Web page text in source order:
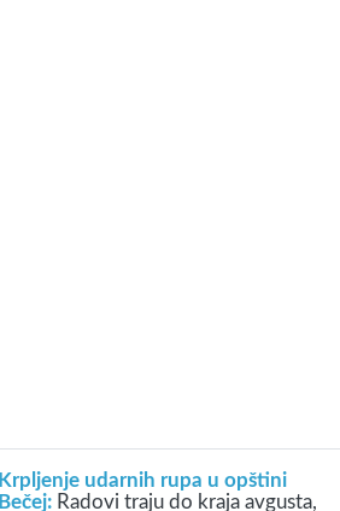
Krpljenje udarnih rupa u opštini
Bečej: Radovi traju do kraja avgusta,